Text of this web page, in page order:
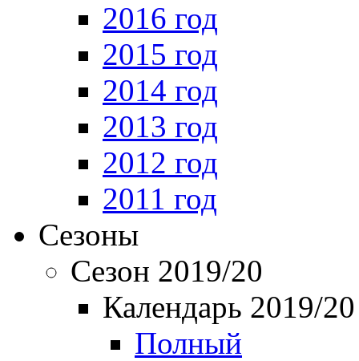
2016 год
2015 год
2014 год
2013 год
2012 год
2011 год
Сезоны
Сезон 2019/20
Календарь 2019/20
Полный